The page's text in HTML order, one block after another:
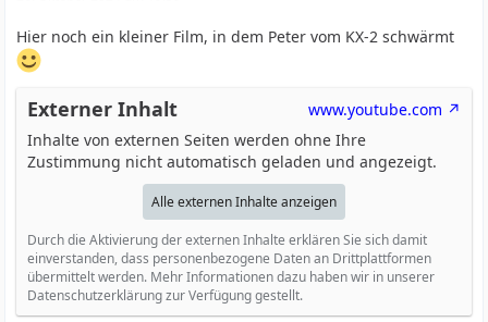
Hier noch ein kleiner Film, in dem Peter vom KX-2 schwärmt
Externer Inhalt
www.youtube.com
Inhalte von externen Seiten werden ohne Ihre
Zustimmung nicht automatisch geladen und angezeigt.
Alle externen Inhalte anzeigen
Durch die Aktivierung der externen Inhalte erklären Sie sich damit
einverstanden, dass personenbezogene Daten an Drittplattformen
übermittelt werden. Mehr Informationen dazu haben wir in unserer
Datenschutzerklärung zur Verfügung gestellt.